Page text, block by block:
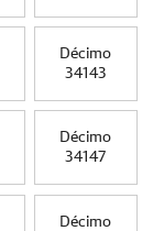
Décimo
34143
Décimo
34147
Décimo